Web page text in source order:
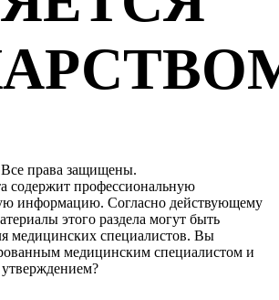
права защищены.
содержит профессиональную
информацию. Согласно действующему
этого раздела могут быть
медицинских специалистов. Вы
медицинским специалистом и